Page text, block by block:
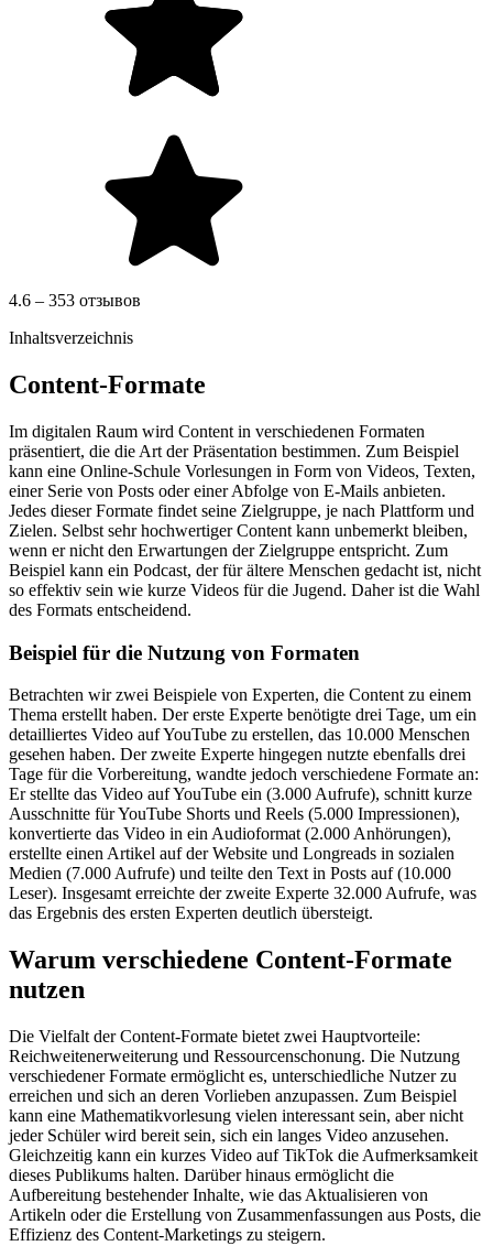
4.6 – 353 отзывов
Inhaltsverzeichnis
Content-Formate
Im digitalen Raum wird Content in verschiedenen Formaten
präsentiert, die die Art der Präsentation bestimmen. Zum Beispiel
kann eine Online-Schule Vorlesungen in Form von Videos, Texten,
einer Serie von Posts oder einer Abfolge von E-Mails anbieten.
Jedes dieser Formate findet seine Zielgruppe, je nach Plattform und
Zielen. Selbst sehr hochwertiger Content kann unbemerkt bleiben,
wenn er nicht den Erwartungen der Zielgruppe entspricht. Zum
Beispiel kann ein Podcast, der für ältere Menschen gedacht ist, nicht
so effektiv sein wie kurze Videos für die Jugend. Daher ist die Wahl
des Formats entscheidend.
Beispiel für die Nutzung von Formaten
Betrachten wir zwei Beispiele von Experten, die Content zu einem
Thema erstellt haben. Der erste Experte benötigte drei Tage, um ein
detailliertes Video auf YouTube zu erstellen, das 10.000 Menschen
gesehen haben. Der zweite Experte hingegen nutzte ebenfalls drei
Tage für die Vorbereitung, wandte jedoch verschiedene Formate an:
Er stellte das Video auf YouTube ein (3.000 Aufrufe), schnitt kurze
Ausschnitte für YouTube Shorts und Reels (5.000 Impressionen),
konvertierte das Video in ein Audioformat (2.000 Anhörungen),
erstellte einen Artikel auf der Website und Longreads in sozialen
Medien (7.000 Aufrufe) und teilte den Text in Posts auf (10.000
Leser). Insgesamt erreichte der zweite Experte 32.000 Aufrufe, was
das Ergebnis des ersten Experten deutlich übersteigt.
Warum verschiedene Content-Formate
nutzen
Die Vielfalt der Content-Formate bietet zwei Hauptvorteile:
Reichweitenerweiterung und Ressourcenschonung. Die Nutzung
verschiedener Formate ermöglicht es, unterschiedliche Nutzer zu
erreichen und sich an deren Vorlieben anzupassen. Zum Beispiel
kann eine Mathematikvorlesung vielen interessant sein, aber nicht
jeder Schüler wird bereit sein, sich ein langes Video anzusehen.
Gleichzeitig kann ein kurzes Video auf TikTok die Aufmerksamkeit
dieses Publikums halten. Darüber hinaus ermöglicht die
Aufbereitung bestehender Inhalte, wie das Aktualisieren von
Artikeln oder die Erstellung von Zusammenfassungen aus Posts, die
Effizienz des Content-Marketings zu steigern.